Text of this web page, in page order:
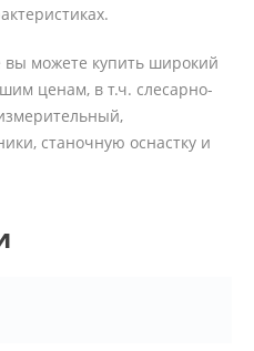
можете купить широкий
ценам, в т.ч. слесарно-
станочную оснастку и